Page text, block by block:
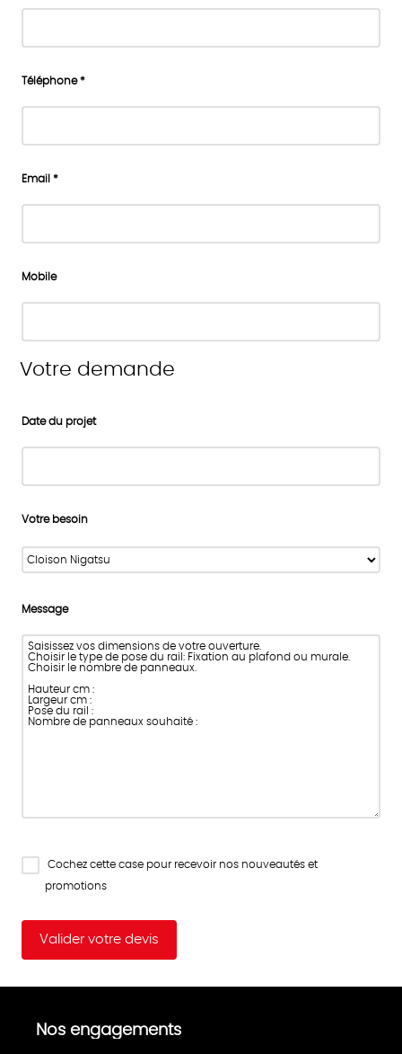
Téléphone *
Email *
Mobile
Votre demande
Date du projet
Votre besoin
Message
Cochez cette case pour recevoir nos nouveautés et
promotions
Nos engagements